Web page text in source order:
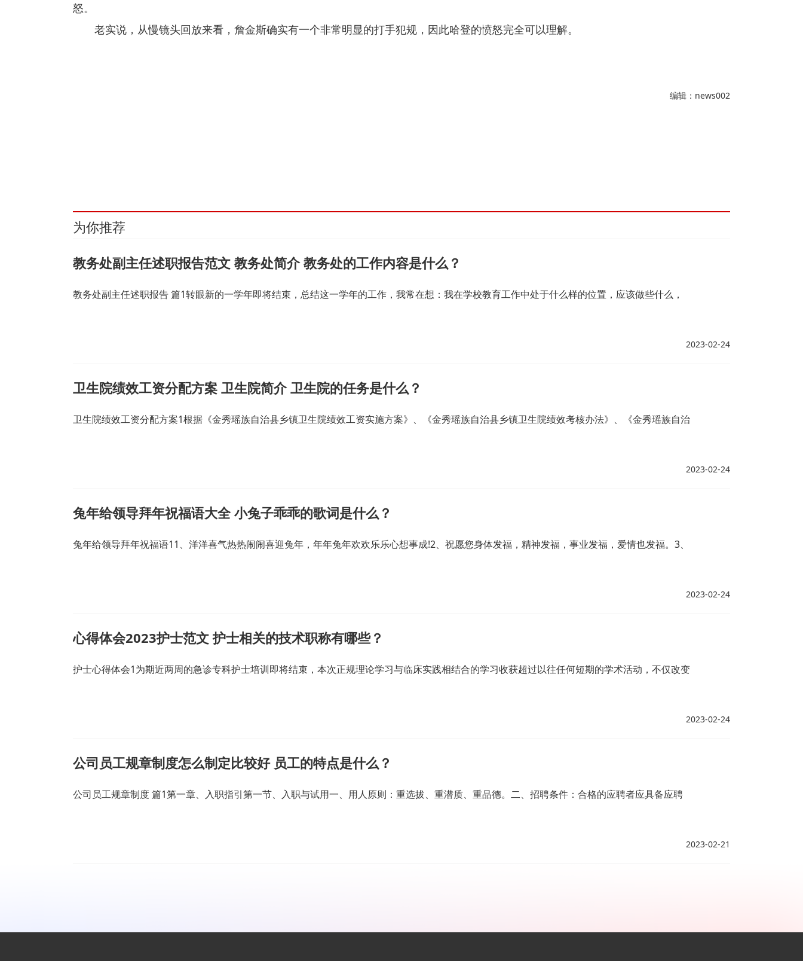
怒。
老实说，从慢镜头回放来看，詹金斯确实有一个非常明显的打手犯规，因此哈登的愤怒完全可以理解。
编辑：news002
为你推荐
教务处副主任述职报告范文 教务处简介 教务处的工作内容是什么？
教务处副主任述职报告 篇1转眼新的一学年即将结束，总结这一学年的工作，我常在想：我在学校教育工作中处于什么样的位置，应该做些什么，
2023-02-24
卫生院绩效工资分配方案 卫生院简介 卫生院的任务是什么？
卫生院绩效工资分配方案1根据《金秀瑶族自治县乡镇卫生院绩效工资实施方案》、《金秀瑶族自治县乡镇卫生院绩效考核办法》、《金秀瑶族自治
2023-02-24
兔年给领导拜年祝福语大全 小兔子乖乖的歌词是什么？
兔年给领导拜年祝福语11、洋洋喜气热热闹闹喜迎兔年，年年兔年欢欢乐乐心想事成!2、祝愿您身体发福，精神发福，事业发福，爱情也发福。3、
2023-02-24
心得体会2023护士范文 护士相关的技术职称有哪些？
护士心得体会1为期近两周的急诊专科护士培训即将结束，本次正规理论学习与临床实践相结合的学习收获超过以往任何短期的学术活动，不仅改变
2023-02-24
公司员工规章制度怎么制定比较好 员工的特点是什么？
公司员工规章制度 篇1第一章、入职指引第一节、入职与试用一、用人原则：重选拔、重潜质、重品德。二、招聘条件：合格的应聘者应具备应聘
2023-02-21